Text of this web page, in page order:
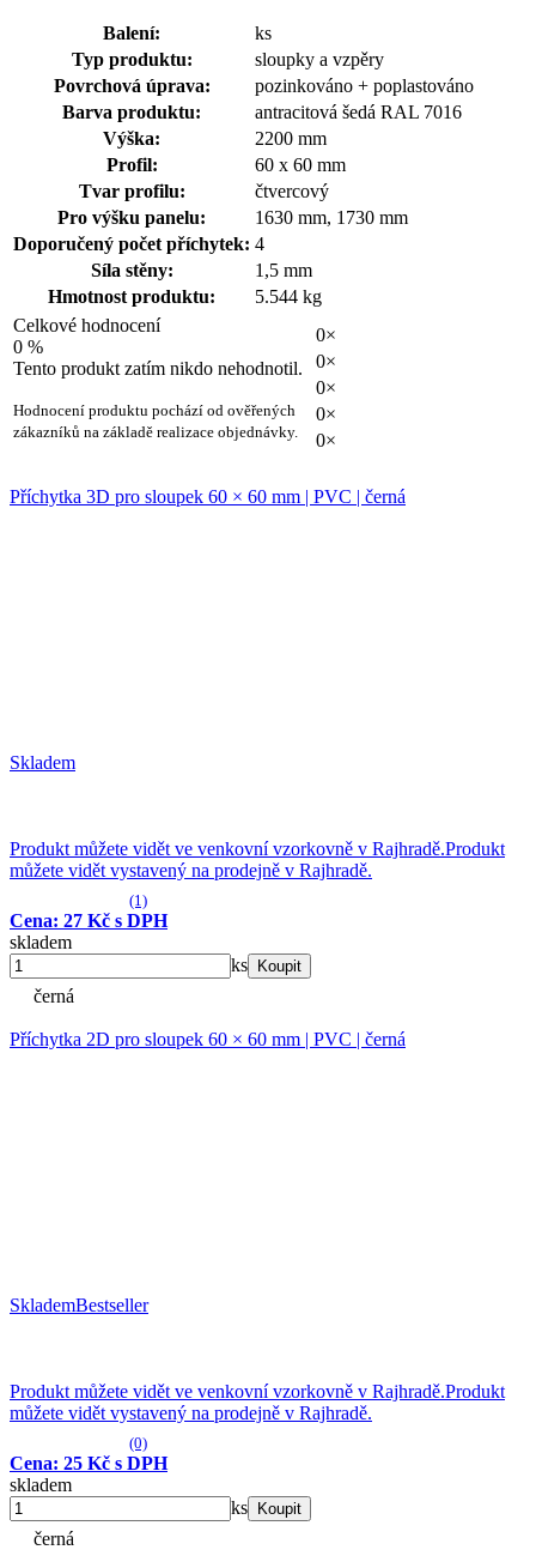
Balení:
ks
Typ produktu:
sloupky a vzpěry
Povrchová úprava:
pozinkováno + poplastováno
Barva produktu:
antracitová šedá RAL 7016
Výška:
2200 mm
Profil:
60 x 60 mm
Tvar profilu:
čtvercový
Pro výšku panelu:
1630 mm, 1730 mm
Doporučený počet příchytek: 4
Síla stěny:
1,5 mm
Hmotnost produktu:
5.544 kg
Celkové hodnocení
0 %
Tento produkt zatím nikdo nehodnotil.
Hodnocení produktu pochází od ověřených
zákazníků na základě realizace objednávky.
0×
0×
0×
0×
0×
Příchytka 3D pro sloupek 60 × 60 mm | PVC | černá
Skladem
Produkt můžete vidět ve venkovní vzorkovně v Rajhradě.Produkt
můžete vidět vystavený na prodejně v Rajhradě.
(1)
Cena: 27 Kč s DPH
skladem
ks
Koupit
černá
Příchytka 2D pro sloupek 60 × 60 mm | PVC | černá
SklademBestseller
Produkt můžete vidět ve venkovní vzorkovně v Rajhradě.Produkt
můžete vidět vystavený na prodejně v Rajhradě.
(0)
Cena: 25 Kč s DPH
skladem
ks
Koupit
černá